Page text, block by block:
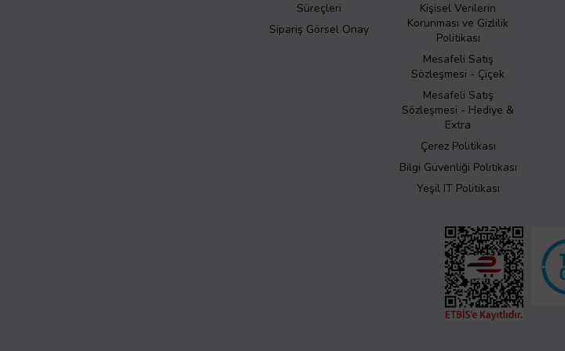
Süreçleri
Sipariş Görsel Onay
Kişisel Verilerin
Korunması ve Gizlilik
Politikası
Mesafeli Satış
Sözleşmesi - Çiçek
Mesafeli Satış
Sözleşmesi - Hediye &
Extra
Çerez Politikası
Bilgi Güvenliği Politikası
Yeşil IT Politikası